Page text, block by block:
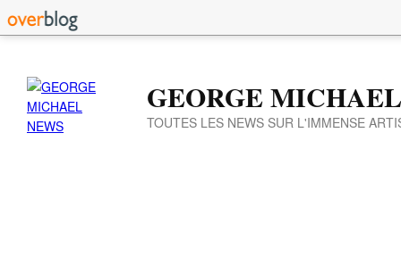
GEORGE
TOUTES LES NEWS SUR L'IMMENSE